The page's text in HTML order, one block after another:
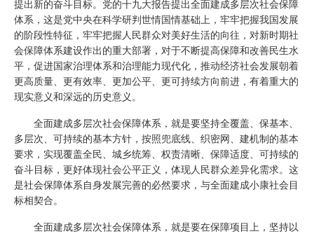
提出新的奋斗目标。党的十九大报告提出全面建成多层次社会保障
体系，这是党中央在科学研判世情国情基础上，牢牢把握我国发展
的阶段性特征，牢牢把握人民群众对美好生活的向往，对新时期社
会保障体系建设作出的重大部署，对于不断提高保障和改善民生水
平，促进国家治理体系和治理能力现代化，推动经济社会发展朝着
更高质量、更有效率、更加公平、更可持续方向前进，有着重大的
现实意义和深远的历史意义。
全面建成多层次社会保障体系，就是要坚持全覆盖、保基本、
多层次、可持续的基本方针，按照兜底线、织密网、建机制的基本
要求，实现覆盖全民、城乡统筹、权责清晰、保障适度、可持续的
奋斗目标，更好体现社会公平正义，体现人民群众差异化需求。这
是社会保障体系自身发展完善的必然要求，与全面建成小康社会目
标相契合。
全面建成多层次社会保障体系，就是要在保障项目上，坚持以